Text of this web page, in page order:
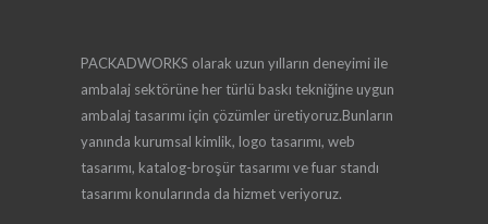
PACKADWORKS olarak uzun yılların deneyimi ile
ambalaj sektörüne her türlü baskı tekniğine uygun
ambalaj tasarımı için çözümler üretiyoruz.Bunların
yanında kurumsal kimlik, logo tasarımı, web
tasarımı, katalog-broşür tasarımı ve fuar standı
tasarımı konularında da hizmet veriyoruz.